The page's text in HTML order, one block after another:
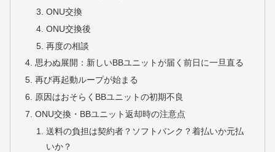
ONU交換
ONU交換後
再度の相談
思わぬ展開：新しいBBユニットが届く前日に一旦直る
再び再起動ループが始まる
原因はおそらくBBユニットの初期不良
ONU交換・BBユニット返却時の注意点
送料の負担は契約者？ソフトバンク？着払いか元払
いか？